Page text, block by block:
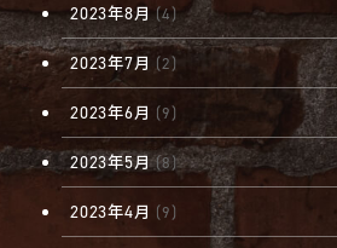
2023年8月 (4)
2023年7月 (2)
2023年6月 (9)
2023年5月(8)
2023年4月 (9)